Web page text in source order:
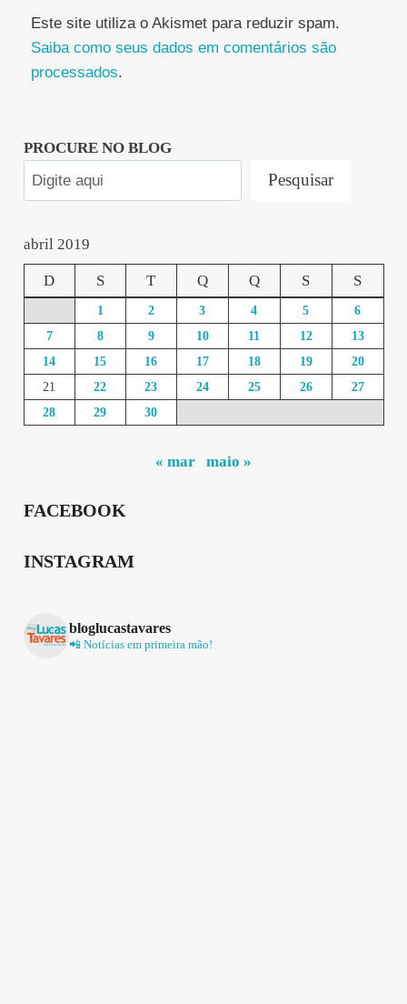
Este site utiliza o Akismet para reduzir spam.
Saiba como seus dados em comentários são
processados.
PROCURE NO BLOG
Pesquisar
abril 2019
D S T Q Q S S
1 2 3 4 5
6
7
8 9 10 11 12
13
14
15 16 17 18 19
20
21
22 23 24 25 26
27
28
29 30
« mar maio »
FACEBOOK
INSTAGRAM
bloglucastavares
📲 Notícias em primeira mão!